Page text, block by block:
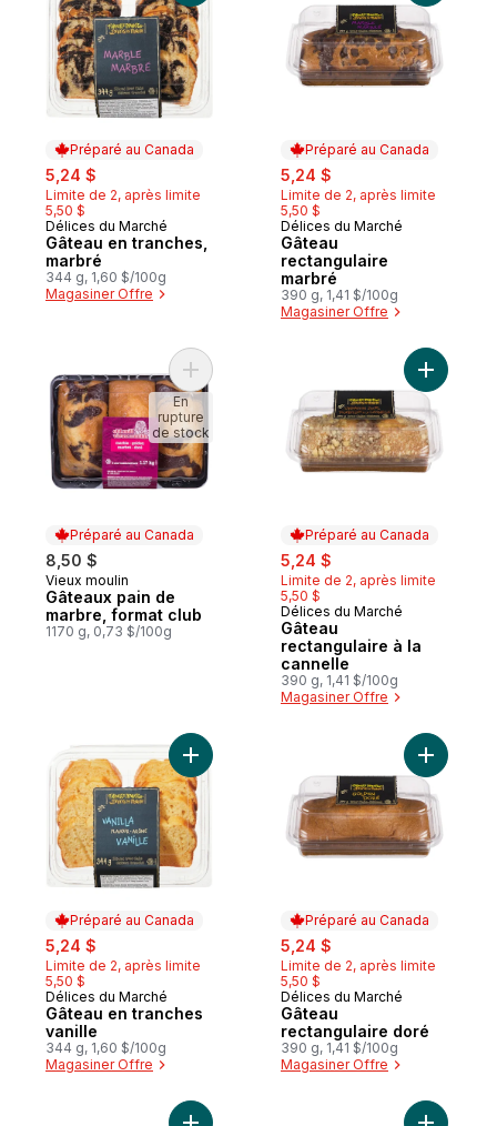
Préparé au Canada
sale:
5,24 $
Limite de 2, après limite
5,50 $
Préparé au Canada
Délices du Marché
Gâteau en tranches,
marbré
344 g, 1,60 $/100g
Magasiner Offre
Préparé au Canada
sale:
5,24 $
Limite de 2, après limite
5,50 $
Préparé au Canada
Délices du Marché
Gâteau
rectangulaire
marbré
390 g, 1,41 $/100g
Magasiner Offre
Préparé au Canada
8,50 $
Préparé au Canada
Vieux moulin
Gâteaux pain de
marbre, format club
1170 g, 0,73 $/100g
Ajouter Gâteaux pain de marbre, format
En
rupture
de stock
Préparé au Canada
sale:
5,24 $
Limite de 2, après limite
5,50 $
Préparé au Canada
Délices du Marché
Gâteau
rectangulaire à la
cannelle
390 g, 1,41 $/100g
Magasiner Offre
Ajouter
Préparé au Canada
sale:
5,24 $
Limite de 2, après limite
5,50 $
Préparé au Canada
Délices du Marché
Gâteau en tranches
vanille
344 g, 1,60 $/100g
Magasiner Offre
Ajouter Gâteau en tranches vanille au
Préparé au Canada
sale:
5,24 $
Limite de 2, après limite
5,50 $
Préparé au Canada
Délices du Marché
Gâteau
rectangulaire doré
390 g, 1,41 $/100g
Magasiner Offre
Ajouter